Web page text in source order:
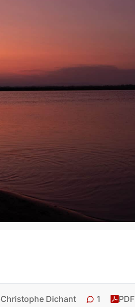
Dichant 1 PDF